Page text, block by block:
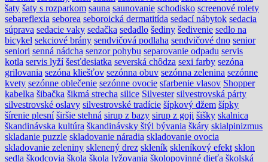
šaty šaty s rozparkom sauna saunovanie schodisko screenové rolety
sebareflexia seborea seboroická dermatitída sedací nábytok sedacia
súprava sedacie vaky sedačka sedadlo šediny šedivenie sedlo na
bicykel sekciové brány sendvičová podlaha sendvičové dno senior
seniori senná nádcha senzor pohybu separovanie odpadu servis
kotla servis lyží šesťdesiatka severská chôdza sexi farby sezóna
grilovania sezóna kliešťov sezónna obuv sezónna zelenina sezónne
kvety sezónne oblečenie sezónne ovocie sfarbenie vlasov Shopper
kabelka šibačka šikmá strecha silice Silvester silvestrovská párty
silvestrovské oslavy silvestrovské tradície šípkový džem šípky
šírenie plesní širšie stehná sirup z bazy sirup z goji šišky skalnica
škandinávska kultúra škandinávsky štýl bývania škáry skialpinizmus
skladanie puzzle skladovanie náradia skladovanie ovocia
skladovanie zeleniny sklenený drez skleník skleníkový efekt sklon
sedla škodcovia škola škola lyžovania školopovinné dieťa školská